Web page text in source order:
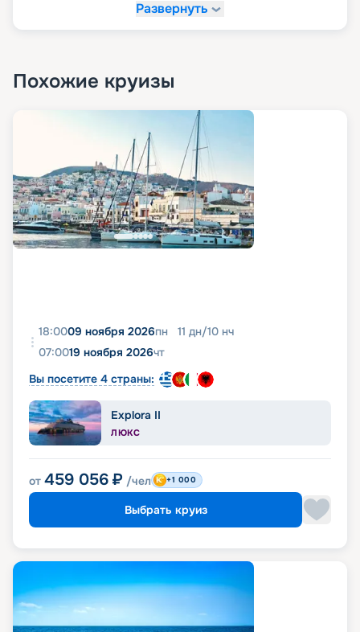
Развернуть
Похожие круизы
18:0009 ноября 2026пн 11 дн/10 нч
07:0019 ноября 2026чт
Вы посетите 4 страны:
Explora II
ЛЮКС
от 459 056 ₽ /чел +1 000
Выбрать круиз